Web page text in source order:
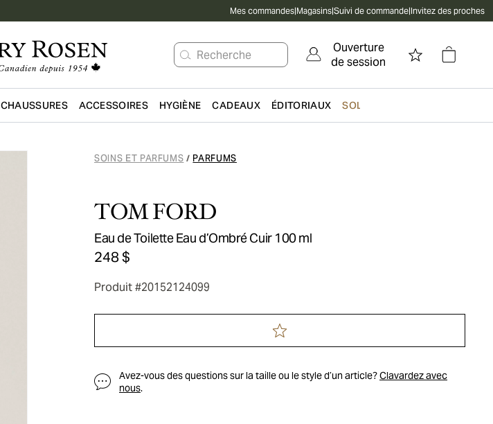
Mes commandes|Magasins|Suivi de commande|Invitez des proches
Recherche
Ouverture
de session
Passer au contenu principal
CHAUSSURES ACCESSOIRES HYGIÈNE CADEAUX ÉDITORIAUX SOLDES
SOINS ET PARFUMS / PARFUMS
TOM FORD
Eau de Toilette Eau d’Ombré Cuir 100 ml
248 $
Produit #20152124099
Avez-vous des questions sur la taille ou le style d’un article?Clavardez avec
nous.